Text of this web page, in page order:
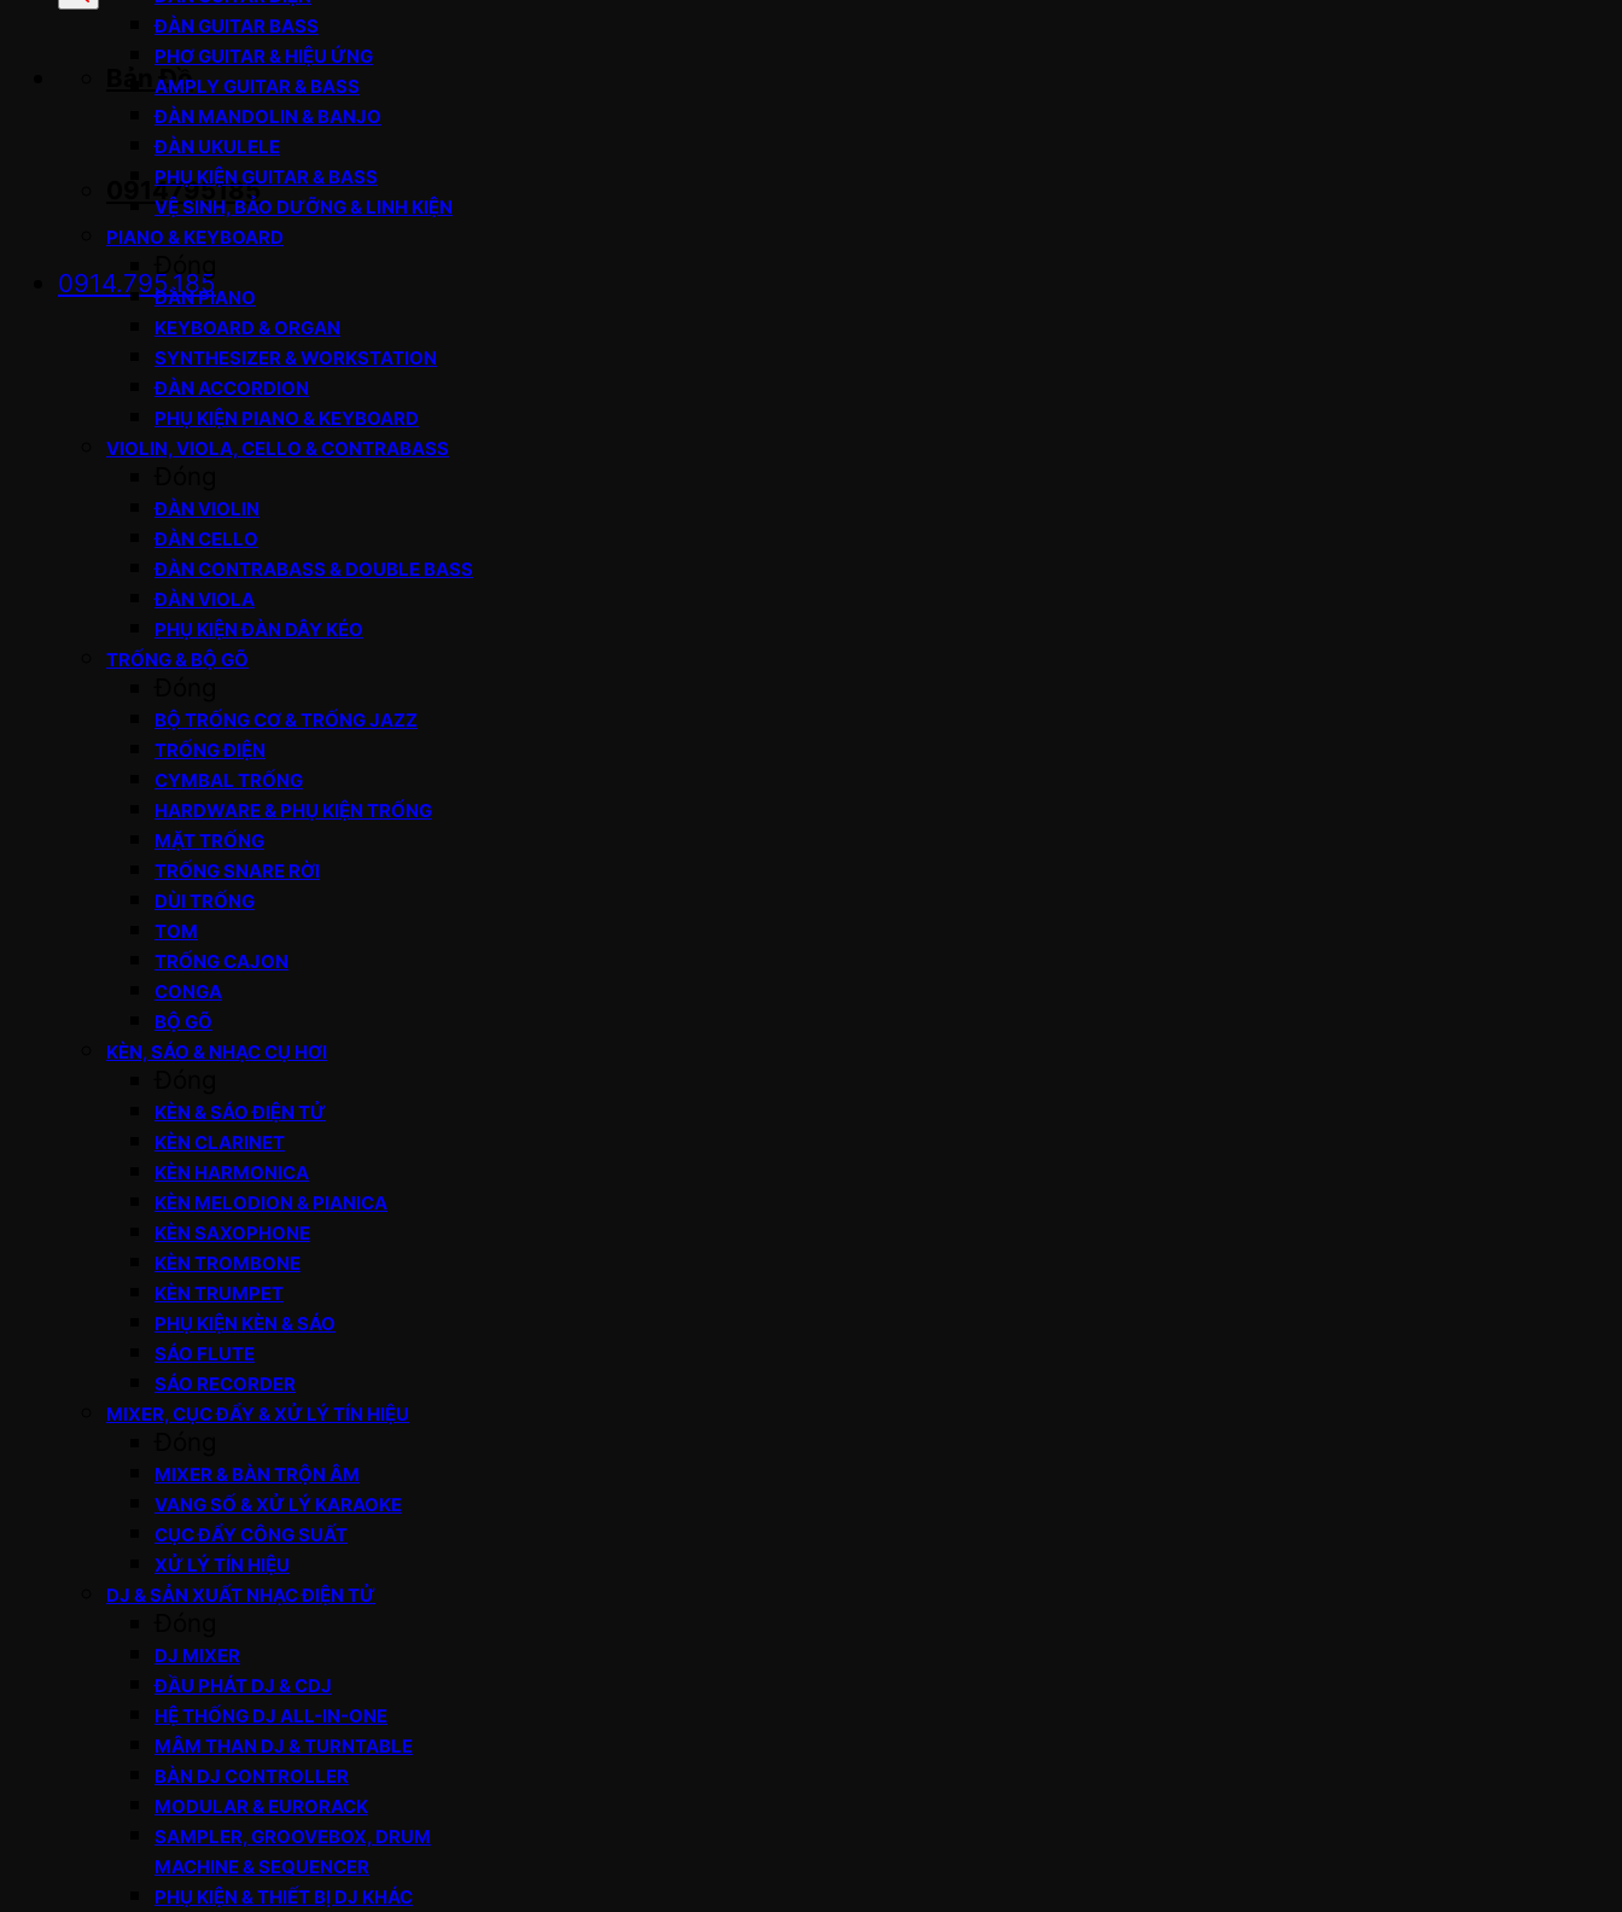
Bản Đồ
0914795185
0914.795.185
ĐÀN GUITAR BASS
PHƠ GUITAR & HIỆU ỨNG
AMPLY GUITAR & BASS
ĐÀN MANDOLIN & BANJO
ĐÀN UKULELE
PHỤ KIỆN GUITAR & BASS
VỆ SINH, BẢO DƯỠNG & LINH KIỆN
PIANO & KEYBOARD
ĐÀN PIANO
KEYBOARD & ORGAN
SYNTHESIZER & WORKSTATION
ĐÀN ACCORDION
PHỤ KIỆN PIANO & KEYBOARD
VIOLIN, VIOLA, CELLO & CONTRABASS
ĐÀN VIOLIN
ĐÀN CELLO
ĐÀN CONTRABASS & DOUBLE BASS
ĐÀN VIOLA
PHỤ KIỆN ĐÀN DÂY KÉO
TRỐNG & BỘ GÕ
BỘ TRỐNG CƠ & TRỐNG JAZZ
TRỐNG ĐIỆN
CYMBAL TRỐNG
HARDWARE & PHỤ KIỆN TRỐNG
MẶT TRỐNG
TRỐNG SNARE RỜI
DÙI TRỐNG
TOM
TRỐNG CAJON
CONGA
BỘ GÕ
KÈN, SÁO & NHẠC CỤ HƠI
KÈN & SÁO ĐIỆN TỬ
KÈN CLARINET
KÈN HARMONICA
KÈN MELODION & PIANICA
KÈN SAXOPHONE
KÈN TROMBONE
KÈN TRUMPET
PHỤ KIỆN KÈN & SÁO
SÁO FLUTE
SÁO RECORDER
MIXER, CỤC ĐẨY & XỬ LÝ TÍN HIỆU
MIXER & BÀN TRỘN ÂM
VANG SỐ & XỬ LÝ KARAOKE
CỤC ĐẨY CÔNG SUẤT
XỬ LÝ TÍN HIỆU
DJ & SẢN XUẤT NHẠC ĐIỆN TỬ
DJ MIXER
ĐẦU PHÁT DJ & CDJ
HỆ THỐNG DJ ALL-IN-ONE
MÂM THAN DJ & TURNTABLE
BÀN DJ CONTROLLER
MODULAR & EURORACK
SAMPLER, GROOVEBOX, DRUM
MACHINE & SEQUENCER
PHỤ KIỆN & THIẾT BỊ DJ KHÁC